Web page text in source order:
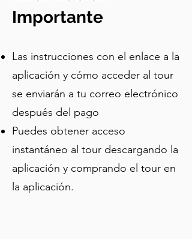
tour para atender a veganos y
vegetarianos. Se espera que el costo
mejor realizarlo los viernes o sábados
entre las 10 am y las 4 pm, cuando
todos los puestos están abiertos. Sin
afiliaciones ni publicidad. ¡Ve a
saborear la increíble comida!
Importante
Las instrucciones con el enlace a la
aplicación y cómo acceder al tour
se enviarán a tu correo electrónico
después del pago
Puedes obtener acceso
instantáneo al tour descargando la
aplicación y comprando el tour en
la aplicación.